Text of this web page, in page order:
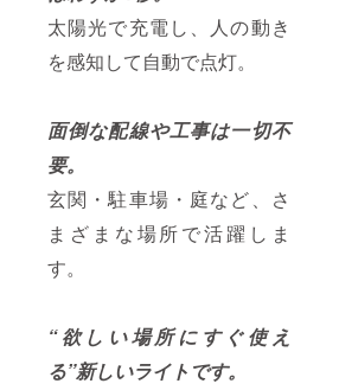
太陽光で充電し、人の動き
を感知して自動で点灯。
面倒な配線や工事は一切不
要。
玄関・駐車場・庭など、さ
まざまな場所で活躍しま
す。
“欲しい場所にすぐ使え
る”新しいライトです。